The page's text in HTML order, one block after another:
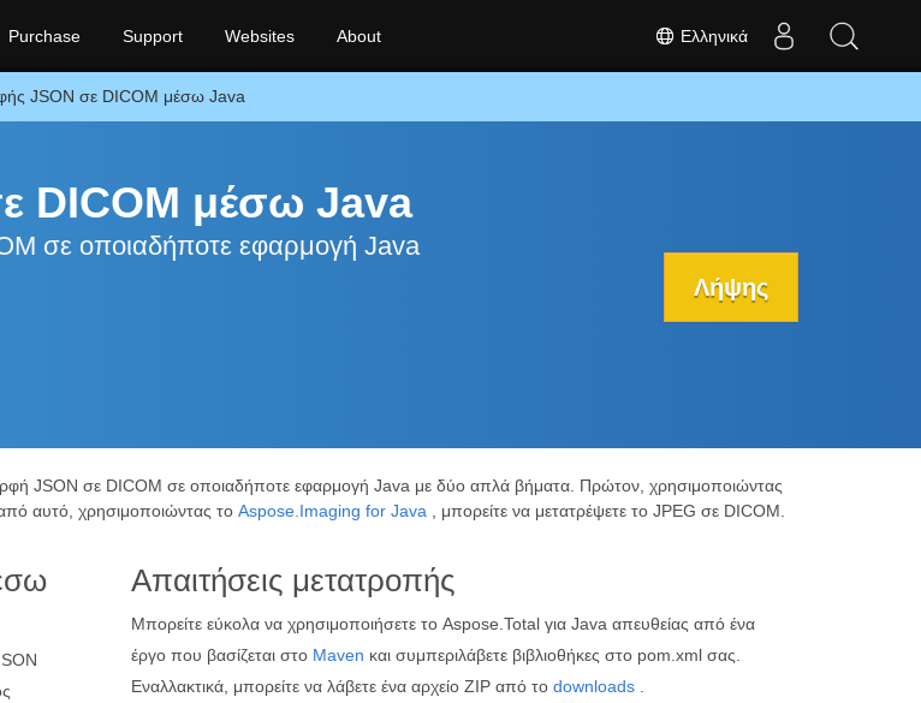
Ελληνικά
Purchase Support Websites About
JSON σε DICOM μέσω Java
DICOM μέσω Java
σε οποιαδήποτε εφαρμογή Java
Λήψης
JSON σε DICOM σε οποιαδήποτε εφαρμογή Java με δύο απλά βήματα. Πρώτον, χρησιμοποιώντας
αυτό, χρησιμοποιώντας το Aspose.Imaging for Java , μπορείτε να μετατρέψετε το JPEG σε DICOM.
Απαιτήσεις μετατροπής
Μπορείτε εύκολα να χρησιμοποιήσετε το Aspose.Total για Java απευθείας από ένα
έργο που βασίζεται στο Maven και συμπεριλάβετε βιβλιοθήκες στο pom.xml σας.
Εναλλακτικά, μπορείτε να λάβετε ένα αρχείο ZIP από το downloads